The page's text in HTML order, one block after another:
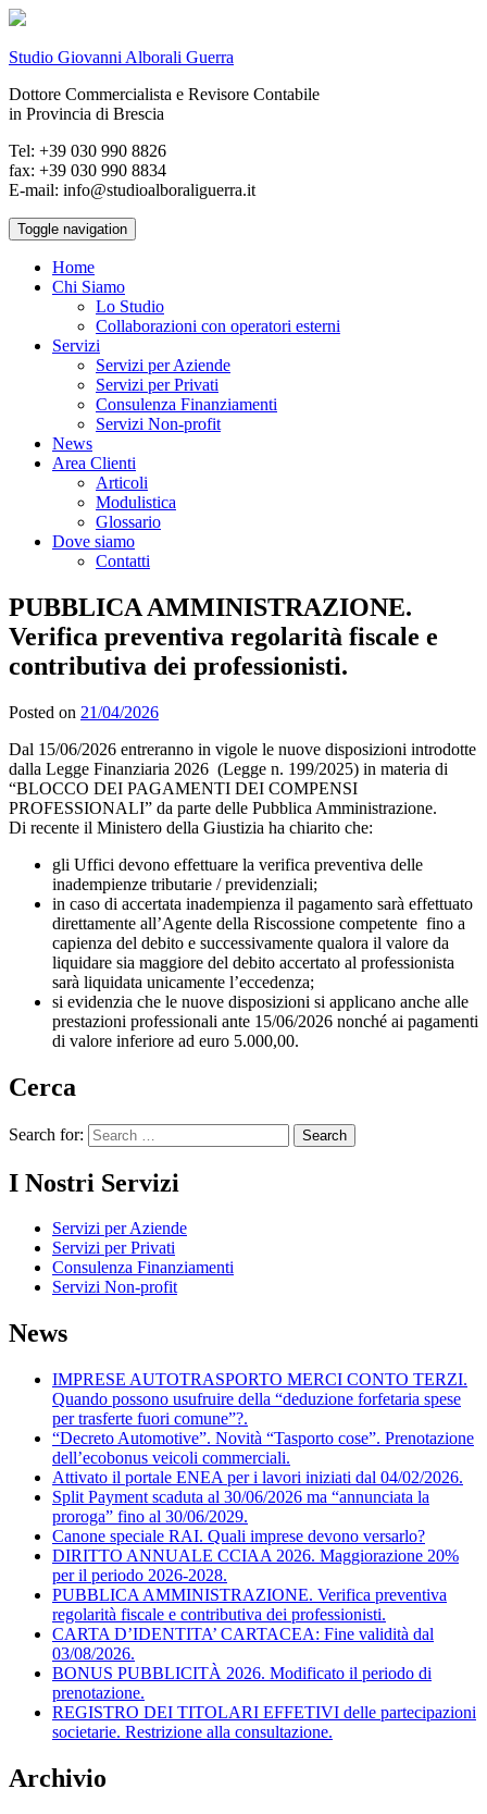
Studio Giovanni Alborali Guerra
Dottore Commercialista e Revisore Contabile
in Provincia di Brescia
Tel: +39 030 990 8826
fax: +39 030 990 8834
E-mail: info@studioalboraliguerra.it
Toggle navigation
Home
Chi Siamo
Lo Studio
Collaborazioni con operatori esterni
Servizi
Servizi per Aziende
Servizi per Privati
Consulenza Finanziamenti
Servizi Non-profit
News
Area Clienti
Articoli
Modulistica
Glossario
Dove siamo
Contatti
PUBBLICA AMMINISTRAZIONE.
Verifica preventiva regolarità fiscale e
contributiva dei professionisti.
Posted on 21/04/2026
Dal 15/06/2026 entreranno in vigole le nuove disposizioni introdotte
dalla Legge Finanziaria 2026 (Legge n. 199/2025) in materia di
“BLOCCO DEI PAGAMENTI DEI COMPENSI
PROFESSIONALI” da parte delle Pubblica Amministrazione.
Di recente il Ministero della Giustizia ha chiarito che:
gli Uffici devono effettuare la verifica preventiva delle
inadempienze tributarie / previdenziali;
in caso di accertata inadempienza il pagamento sarà effettuato
direttamente all’Agente della Riscossione competente fino a
capienza del debito e successivamente qualora il valore da
liquidare sia maggiore del debito accertato al professionista
sarà liquidata unicamente l’eccedenza;
si evidenzia che le nuove disposizioni si applicano anche alle
prestazioni professionali ante 15/06/2026 nonché ai pagamenti
di valore inferiore ad euro 5.000,00.
Cerca
Search for:
I Nostri Servizi
Servizi per Aziende
Servizi per Privati
Consulenza Finanziamenti
Servizi Non-profit
News
IMPRESE AUTOTRASPORTO MERCI CONTO TERZI.
Quando possono usufruire della “deduzione forfetaria spese
per trasferte fuori comune”?.
“Decreto Automotive”. Novità “Tasporto cose”. Prenotazione
dell’ecobonus veicoli commerciali.
Attivato il portale ENEA per i lavori iniziati dal 04/02/2026.
Split Payment scaduta al 30/06/2026 ma “annunciata la
proroga” fino al 30/06/2029.
Canone speciale RAI. Quali imprese devono versarlo?
DIRITTO ANNUALE CCIAA 2026. Maggiorazione 20%
per il periodo 2026-2028.
PUBBLICA AMMINISTRAZIONE. Verifica preventiva
regolarità fiscale e contributiva dei professionisti.
CARTA D’IDENTITA’ CARTACEA: Fine validità dal
03/08/2026.
BONUS PUBBLICITÀ 2026. Modificato il periodo di
prenotazione.
REGISTRO DEI TITOLARI EFFETIVI delle partecipazioni
societarie. Restrizione alla consultazione.
Archivio